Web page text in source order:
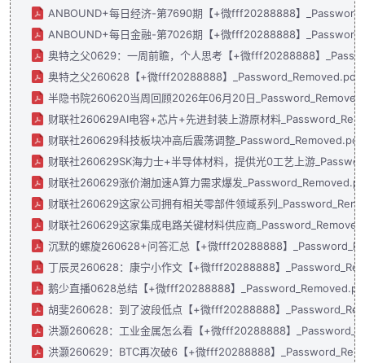
ANBOUND+每日经济-第7690期【+微fff20288888】
ANBOUND+每日金融-第7026期【+微fff20288888】
奥特之父0629：一周前瞻，个人思考【+微fff20288888】
奥特之父260628【+微fff20288888】_Password_Removed.pdf
半隐书院260620当周回顾2026年06月20日
财联社260629AI电容+芯片+先进封装上游原材料
财联社260629科技板块冲高后震荡调整_Password_Removed.pdf
财联社260629SK海力士+半导体材料，提供光0工艺上游
财联社260629涨价潮加速A算力需求爆发
财联社260629这家公司拥有相关零部件领域系列
财联社260629这家集成电路关键材料供应商
沉默的螺旋260628+问答汇总【+微fff20288888】
丁辰灵260628：康宁小作文【+微fff20288888】
鹅少直播0628总结【+微fff20288888】
胡斐260628：到了波段低点【+微fff20288888】
洪灏260628：工业金属怎么看【+微fff20288888】
洪灏260629：BTC再次破6【+微fff20288888】